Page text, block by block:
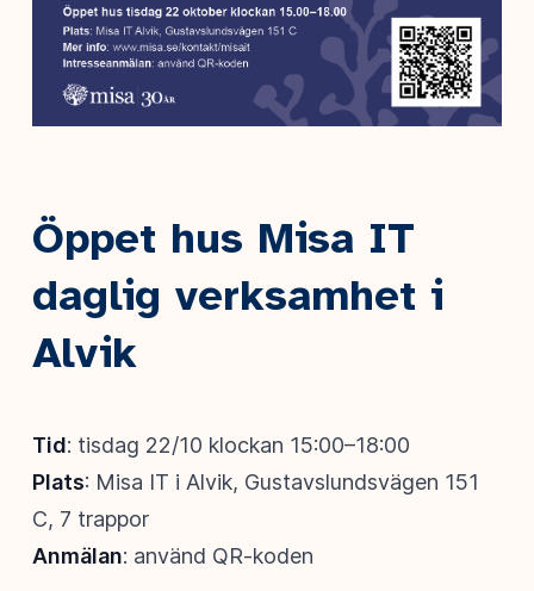
Öppet hus Misa IT
daglig verksamhet i
Alvik
Tid: tisdag 22/10 klockan 15:00–18:00
Plats: Misa IT i Alvik, Gustavslundsvägen 151
C, 7 trappor
Anmälan: använd QR-koden